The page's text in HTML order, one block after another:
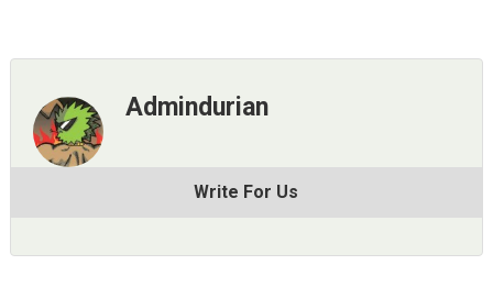
Admindurian
Write For Us